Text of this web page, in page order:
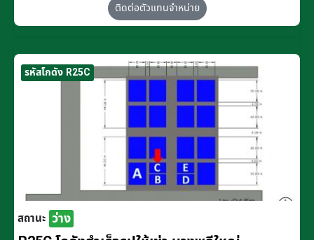
ติดต่อตัวแทนจำหน่าย
รหัสโกดัง R25C
สถานะ ว่าง